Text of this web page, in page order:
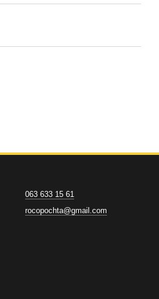
063 633 15 61
rocopochta@gmail.com